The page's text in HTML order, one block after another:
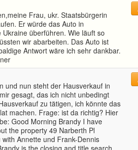
Frau, ukr. Staatsbürgerin
Er würde das Auto in
überführen. Wie läuft so
wir abarbeiten. Das Auto ist
Antwort wäre ich sehr dankbar.
und nun steht der Hausverkauf in
gesagt, das ich nicht unbedingt
zu tätigen, ich könnte das
machen. Frage: ist da richtig? Hier
Good Morning Brandy I have
the property 49 Narberth Pl
Annette und Frank-Dennis
is the closing and title search